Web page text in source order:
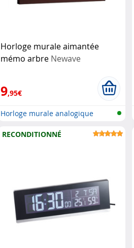
Horloge murale aimantée
mémo arbre Newave
9,95€
Horloge murale analogique
RECONDITIONNÉ